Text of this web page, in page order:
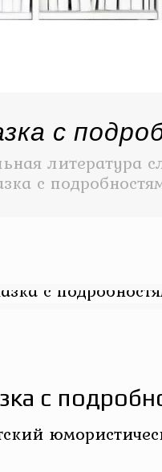
с
литература
с
с